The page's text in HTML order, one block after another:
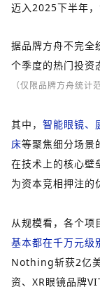
迈入2025下半年，
据品牌方舟不完全
个季度的热门投资
（仅限品牌方舟统计
其中， 智能眼镜、
床等聚焦细分场景
在技术上的核心壁
为资本竞相押注的
从规模看，各个项
基本都在千万元级
Nothing斩获2亿
资、XR眼镜品牌